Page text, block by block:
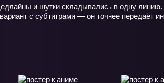
и шутки складывались в одну
с субтитрами — он точнее передаёт